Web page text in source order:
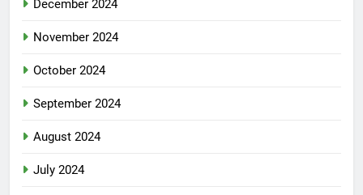
December 2024
November 2024
October 2024
September 2024
August 2024
July 2024